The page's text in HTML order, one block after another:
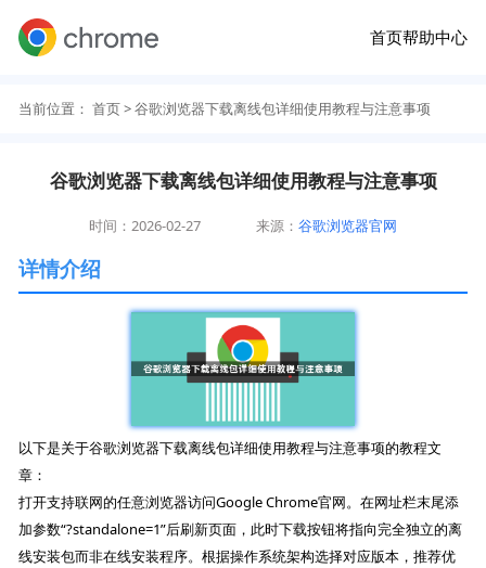
首页帮助中心
当前位置： 首页> 谷歌浏览器下载离线包详细使用教程与注意事项
谷歌浏览器下载离线包详细使用教程与注意事项
时间：2026-02-27 来源：谷歌浏览器官网
详情介绍
以下是关于谷歌浏览器下载离线包详细使用教程与注意事项的教程文
章：
打开支持联网的任意浏览器访问Google Chrome官网。在网址栏末尾添
加参数“?standalone=1”后刷新页面，此时下载按钮将指向完全独立的离
线安装包而非在线安装程序。根据操作系统架构选择对应版本，推荐优